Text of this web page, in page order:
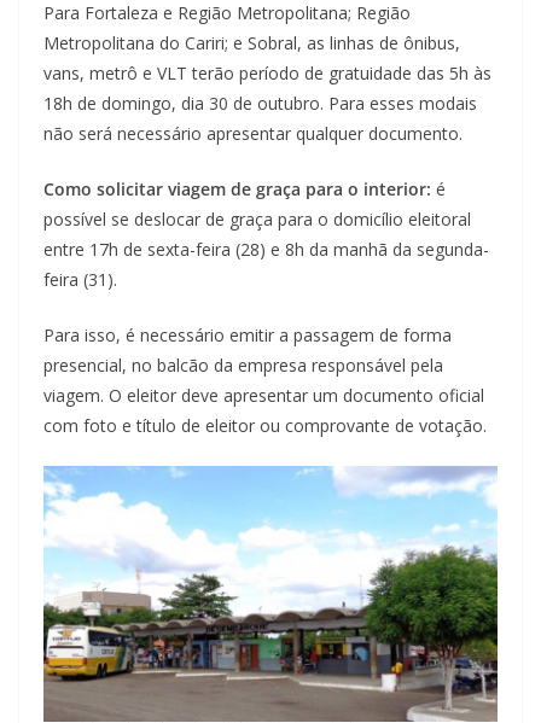
Para Fortaleza e Região Metropolitana; Região
Metropolitana do Cariri; e Sobral, as linhas de ônibus,
vans, metrô e VLT terão período de gratuidade das 5h às
18h de domingo, dia 30 de outubro. Para esses modais
não será necessário apresentar qualquer documento.
Como solicitar viagem de graça para o interior: é
possível se deslocar de graça para o domicílio eleitoral
entre 17h de sexta-feira (28) e 8h da manhã da segunda-
feira (31).
Para isso, é necessário emitir a passagem de forma
presencial, no balcão da empresa responsável pela
viagem. O eleitor deve apresentar um documento oficial
com foto e título de eleitor ou comprovante de votação.